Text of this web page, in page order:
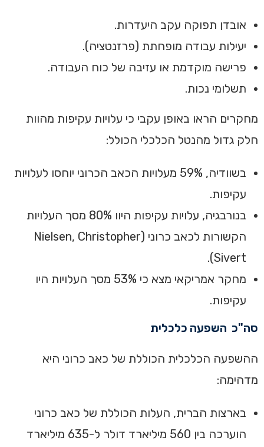
אובדן תפוקה עקב היעדרות‏.
יעילות עבודה מופחתת (פרזנטציה)‏.
פרישה מוקדמת או עזיבה של כוח העבודה‏.
תשלומי נכות‏.
‏מחקרים הראו באופן עקבי כי עלויות עקיפות מהוות
חלק גדול מהנטל הכלכלי הכולל:‏
‏בשוודיה, 59% מעלויות הכאב הכרוני יוחסו לעלויות
עקיפות.
בנורבגיה, עלויות עקיפות היוו 80% מסך העלויות
הקשורות לכאב כרוני (Nielsen, Christopher
Sivert).
‏‏מחקר אמריקאי מצא כי 53% מסך העלויות היו
עקיפות. ‏
סה"כ השפעה כלכלית‏
‏ההשפעה הכלכלית הכוללת של כאב כרוני היא
מדהימה:‏
‏בארצות הברית, העלות הכוללת של כאב כרוני
הוערכה בין 560 מיליארד דולר ל-635 מיליארד